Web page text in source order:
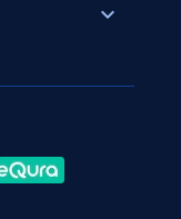
expand_more